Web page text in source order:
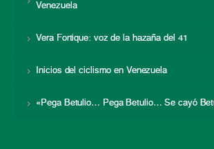
Venezuela
Vera Fortique: voz de la hazaña del 41
Inicios del ciclismo en Venezuela
«Pega Betulio… Pega Betulio… Se cayó